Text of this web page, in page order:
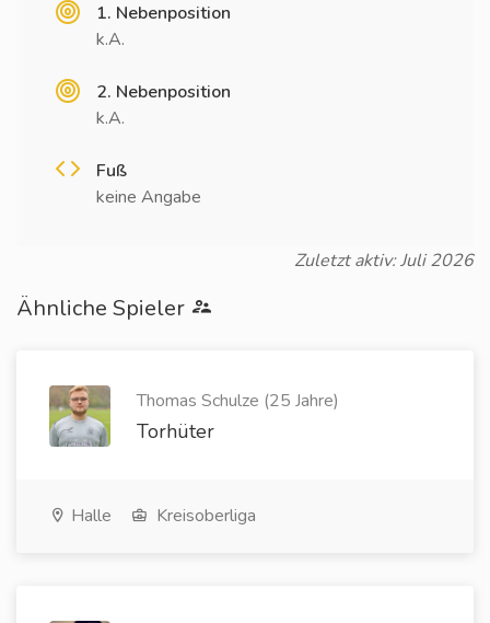
1. Nebenposition
k.A.
2. Nebenposition
k.A.
Fuß
keine Angabe
Zuletzt aktiv: Juli 2026
Ähnliche Spieler
Thomas Schulze (25 Jahre)
Torhüter
Halle Kreisoberliga